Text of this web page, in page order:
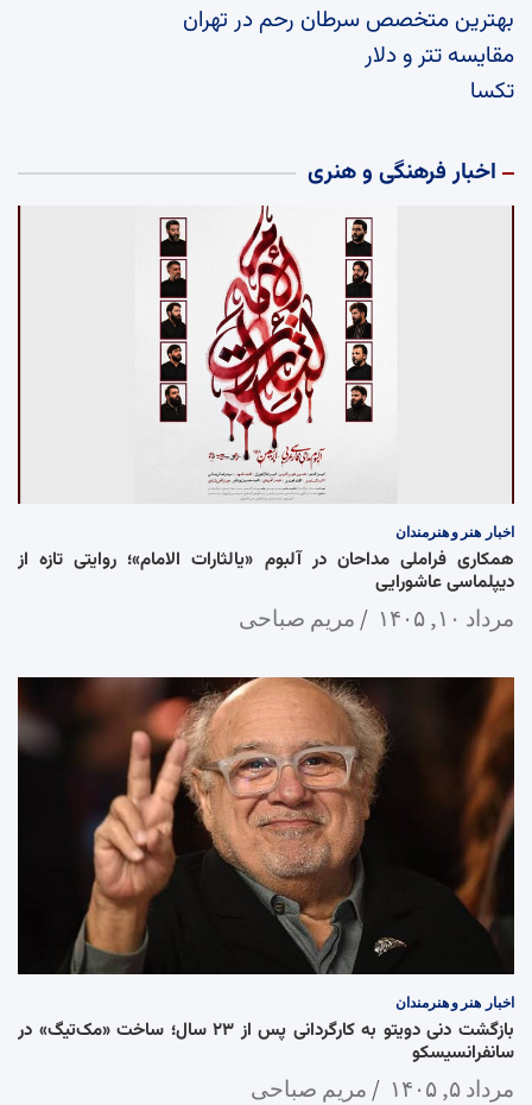
بهترین متخصص سرطان رحم در تهران
مقایسه تتر و دلار
تکسا
اخبار فرهنگی و هنری
اخبار هنر و هنرمندان
همکاری فراملی مداحان در آلبوم «یالثارات الامام»؛ روایتی تازه از
دیپلماسی عاشورایی
مرداد ۱۰, ۱۴۰۵ مریم صباحی
اخبار هنر و هنرمندان
بازگشت دنی دویتو به کارگردانی پس از ۲۳ سال؛ ساخت «مک‌تیگ» در
سانفرانسیسکو
مرداد ۵, ۱۴۰۵ مریم صباحی